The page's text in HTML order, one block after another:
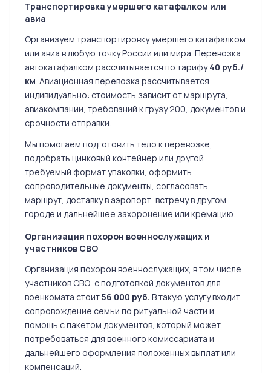
Транспортировка умершего катафалком или
авиа
Организуем транспортировку умершего катафалком
или авиа в любую точку России или мира. Перевозка
автокатафалком рассчитывается по тарифу40 руб./
км. Авиационная перевозка рассчитывается
индивидуально: стоимость зависит от маршрута,
авиакомпании, требований к грузу 200, документов и
срочности отправки.
Мы помогаем подготовить тело к перевозке,
подобрать цинковый контейнер или другой
требуемый формат упаковки, оформить
сопроводительные документы, согласовать
маршрут, доставку в аэропорт, встречу в другом
городе и дальнейшее захоронение или кремацию.
Организация похорон военнослужащих и
участников СВО
Организация похорон военнослужащих, в том числе
участников СВО, с подготовкой документов для
военкомата стоит56 000 руб. В такую услугу входит
сопровождение семьи по ритуальной части и
помощь с пакетом документов, который может
потребоваться для военного комиссариата и
дальнейшего оформления положенных выплат или
компенсаций.